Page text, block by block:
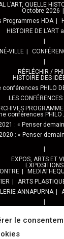
le
L’ART, QUELLE
Octobre 2026
Programmes HDA
HISTOIRE DE L’ART
VILLE
RÉFLÉCHIR /
HISTOIRE DES
PHILO
LES CONFÉRENCES
conférences PHILO
: « Penser
: « Penser
EXPOS, ARTS ET
EXPOSITIONS
ARTS
ANNAPURNA
DES BALADES